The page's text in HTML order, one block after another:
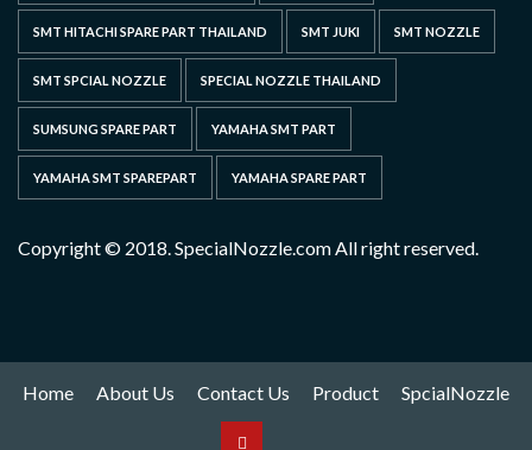
SMT HITACHI SPARE PART THAILAND SMT JUKI SMT NOZZLE
SMT SPCIAL NOZZLE SPECIAL NOZZLE THAILAND
SUMSUNG SPARE PART YAMAHA SMT PART
YAMAHA SMT SPAREPART YAMAHA SPARE PART
Copyright © 2018. SpecialNozzle.com All right reserved.
Home About Us Contact Us Product SpcialNozzle